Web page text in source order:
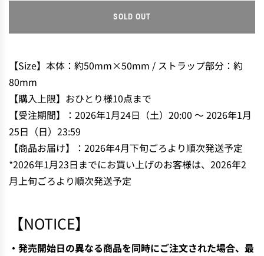
SOLD OUT
O
G
.
【Size】本体：約50mm×50mm / ストラップ部分：約
80mm
【購入上限】おひとり様10点まで
【受注期間】：2026年1月24日（土）20:00 〜 2026年1月
25日（日）23:59
【商品お届け】：2026年4月下旬ごろより順次発送予定
*2026年1月23日までにお買い上げのお客様は、 2026年2
月上旬ごろより順次発送予定
【NOTICE】
・発売開始日の異なる商品を同時にご注文された場合、最